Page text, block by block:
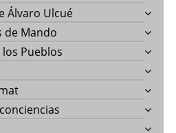
Álvaro Ulcué
de Mando
Pueblos